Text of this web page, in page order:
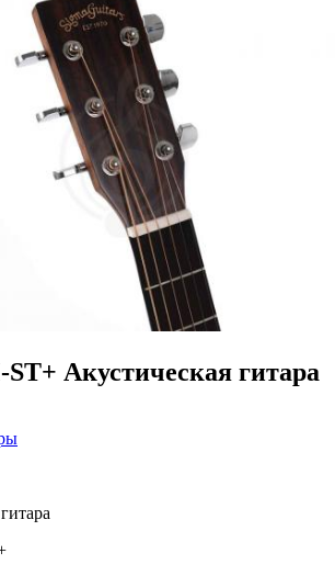
Акустическая гитара